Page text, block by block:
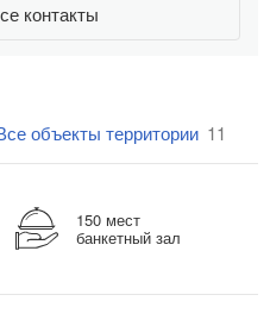
контакты
объекты территории 11
150 мест
банкетный зал